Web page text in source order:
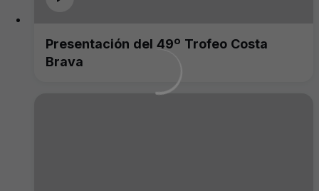
Presentación del 49º Trofeo Costa
Brava